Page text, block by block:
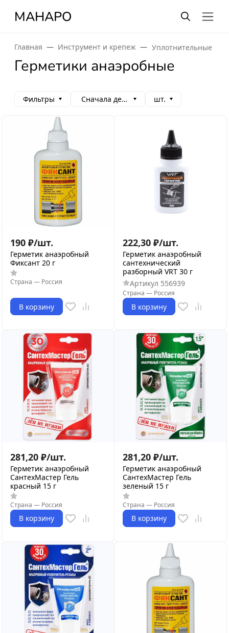
МАНАРО
Главная Инструмент и крепеж Уплотнительные
Герметики анаэробные
Фильтры Сначала дешевые шт.
190 ₽/шт.
Герметик анаэробный
Фиксант 20 г
Страна — Россия
В корзину
222,30 ₽/шт.
Герметик анаэробный
сантехнический
разборный VRT 30 г
Артикул 556939
Страна — Россия
В корзину
281,20 ₽/шт.
Герметик анаэробный
СантехМастер Гель
красный 15 г
Страна — Россия
В корзину
281,20 ₽/шт.
Герметик анаэробный
СантехМастер Гель
зеленый 15 г
Страна — Россия
В корзину